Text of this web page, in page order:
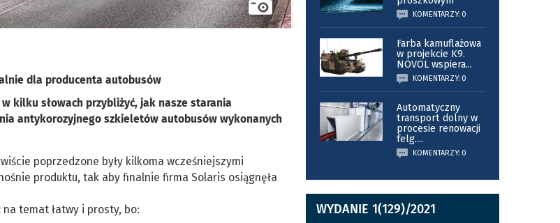
dla producenta autobusów
w kilku słowach przybliżyć, jak nasze starania
antykorozyjnego szkieletów autobusów wykonanych
poprzedzone były kilkoma wcześniejszymi
produktu, tak aby finalnie firma Solaris osiągnęła
temat łatwy i prosty, bo:
KOMENTARZY: 0
Farba kamuflażowa
w projekcie K9.
NOVOL wspiera...
KOMENTARZY: 0
Automatyczny
transport dolny w
procesie renowacji
felg....
KOMENTARZY: 0
WYDANIE 1(129)/2021